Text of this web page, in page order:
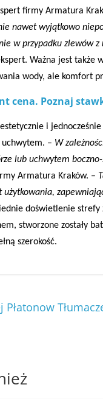
firmy Armatura
nawet wyjątkowo
w przypadku zlewów
Ważna jest także
wody, ale komfort
cena. Poznaj
i
– W
lub uchwytem
Armatura Kraków. –
użytkowania,
doświetlenie
stworzone zostały
szerokość.
Płatonow